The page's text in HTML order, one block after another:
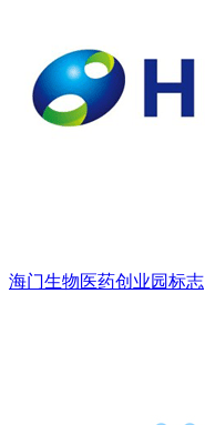
海门生物医药创业园标志